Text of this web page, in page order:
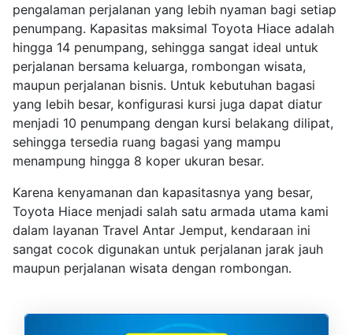
pengalaman perjalanan yang lebih nyaman bagi setiap
penumpang. Kapasitas maksimal Toyota Hiace adalah
hingga 14 penumpang, sehingga sangat ideal untuk
perjalanan bersama keluarga, rombongan wisata,
maupun perjalanan bisnis. Untuk kebutuhan bagasi
yang lebih besar, konfigurasi kursi juga dapat diatur
menjadi 10 penumpang dengan kursi belakang dilipat,
sehingga tersedia ruang bagasi yang mampu
menampung hingga 8 koper ukuran besar.
Karena kenyamanan dan kapasitasnya yang besar,
Toyota Hiace menjadi salah satu armada utama kami
dalam layanan Travel Antar Jemput, kendaraan ini
sangat cocok digunakan untuk perjalanan jarak jauh
maupun perjalanan wisata dengan rombongan.